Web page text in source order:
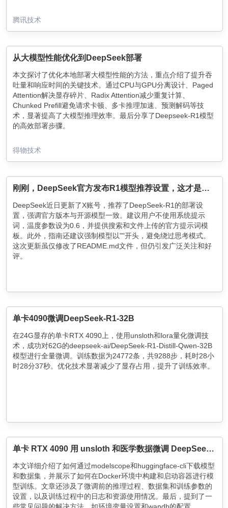
腾讯技术
从大模型性能优化到DeepSeek部署
本文探讨了优化本地部署大模型性能的方法，重点介绍了提升吞
吐量和响应时间的关键技术。通过CPU与GPU分离设计、Paged
Attention解决显存碎片、Radix Attention减少重复计算、
Chunked Prefill避免请求卡顿、多卡推理加速、预测解码等技
术，显著提高了大模型推理效率。最后分享了Deepseek-R1模型
的高效部署步骤。
得物技术
刚刚，DeepSeek官方发布R1模型推荐设置，这才是正确用法
DeepSeek近日更新了X账号，推荐了DeepSeek-R1的部署设
置，强调官方版本与开源模型一致。建议用户不使用系统提示
词，温度参数设为0.6，并提供搜索和文件上传的官方提示词模
板。此外，指南还建议强制模型以""开头，避免绕过思考模式。
这次更新虽仅修改了README.md文件，但仍引发广泛关注和好
评。
单卡4090微调DeepSeek-R1-32B
在24G显存的单卡RTX 4090上，使用unsloth和lora量化微调技
术，成功对62G的deepseek-ai/DeepSeek-R1-Distill-Qwen-32B
模型进行全量微调。训练数据为24772条，共9288步，耗时28小
时28分37秒。优化技术显著减少了显存占用，提升了训练效率。
单卡 RTX 4090 用 unsloth 和医学数据微调 DeepSeek-R1-Distill-Qwen-14B
本文详细介绍了如何通过modelscope和huggingface-cli下载模型
和数据集，并展示了如何在Docker环境中构建和启动容器进行模
型训练。文章还涉及了微调前的推理过程、数据集和训练参数的
设置，以及训练过程中的日志和资源使用情况。最后，提到了一
些常见问题的解决方法，如环境变量设置和wandb的配置。